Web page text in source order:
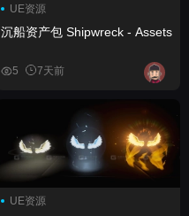
UE资源
沉船资产包 Shipwreck - Assets
5 7天前
UE资源